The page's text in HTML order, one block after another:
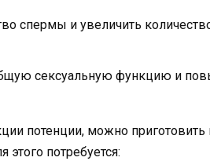
спермы и увеличить
сексуальную функцию и
потенции, можно приготовить
потребуется: